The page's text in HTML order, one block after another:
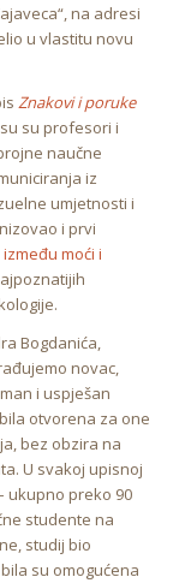
na adresi
u vlastitu novu
Znakovi i poruke
su profesori i
naučne
iz
umjetnosti i
i prvi
moći i
Bogdanića,
novac,
i uspješan
otvorena za one
bez obzira na
U svakoj upisnoj
ukupno preko 90
studente na
studij bio
su omogućena